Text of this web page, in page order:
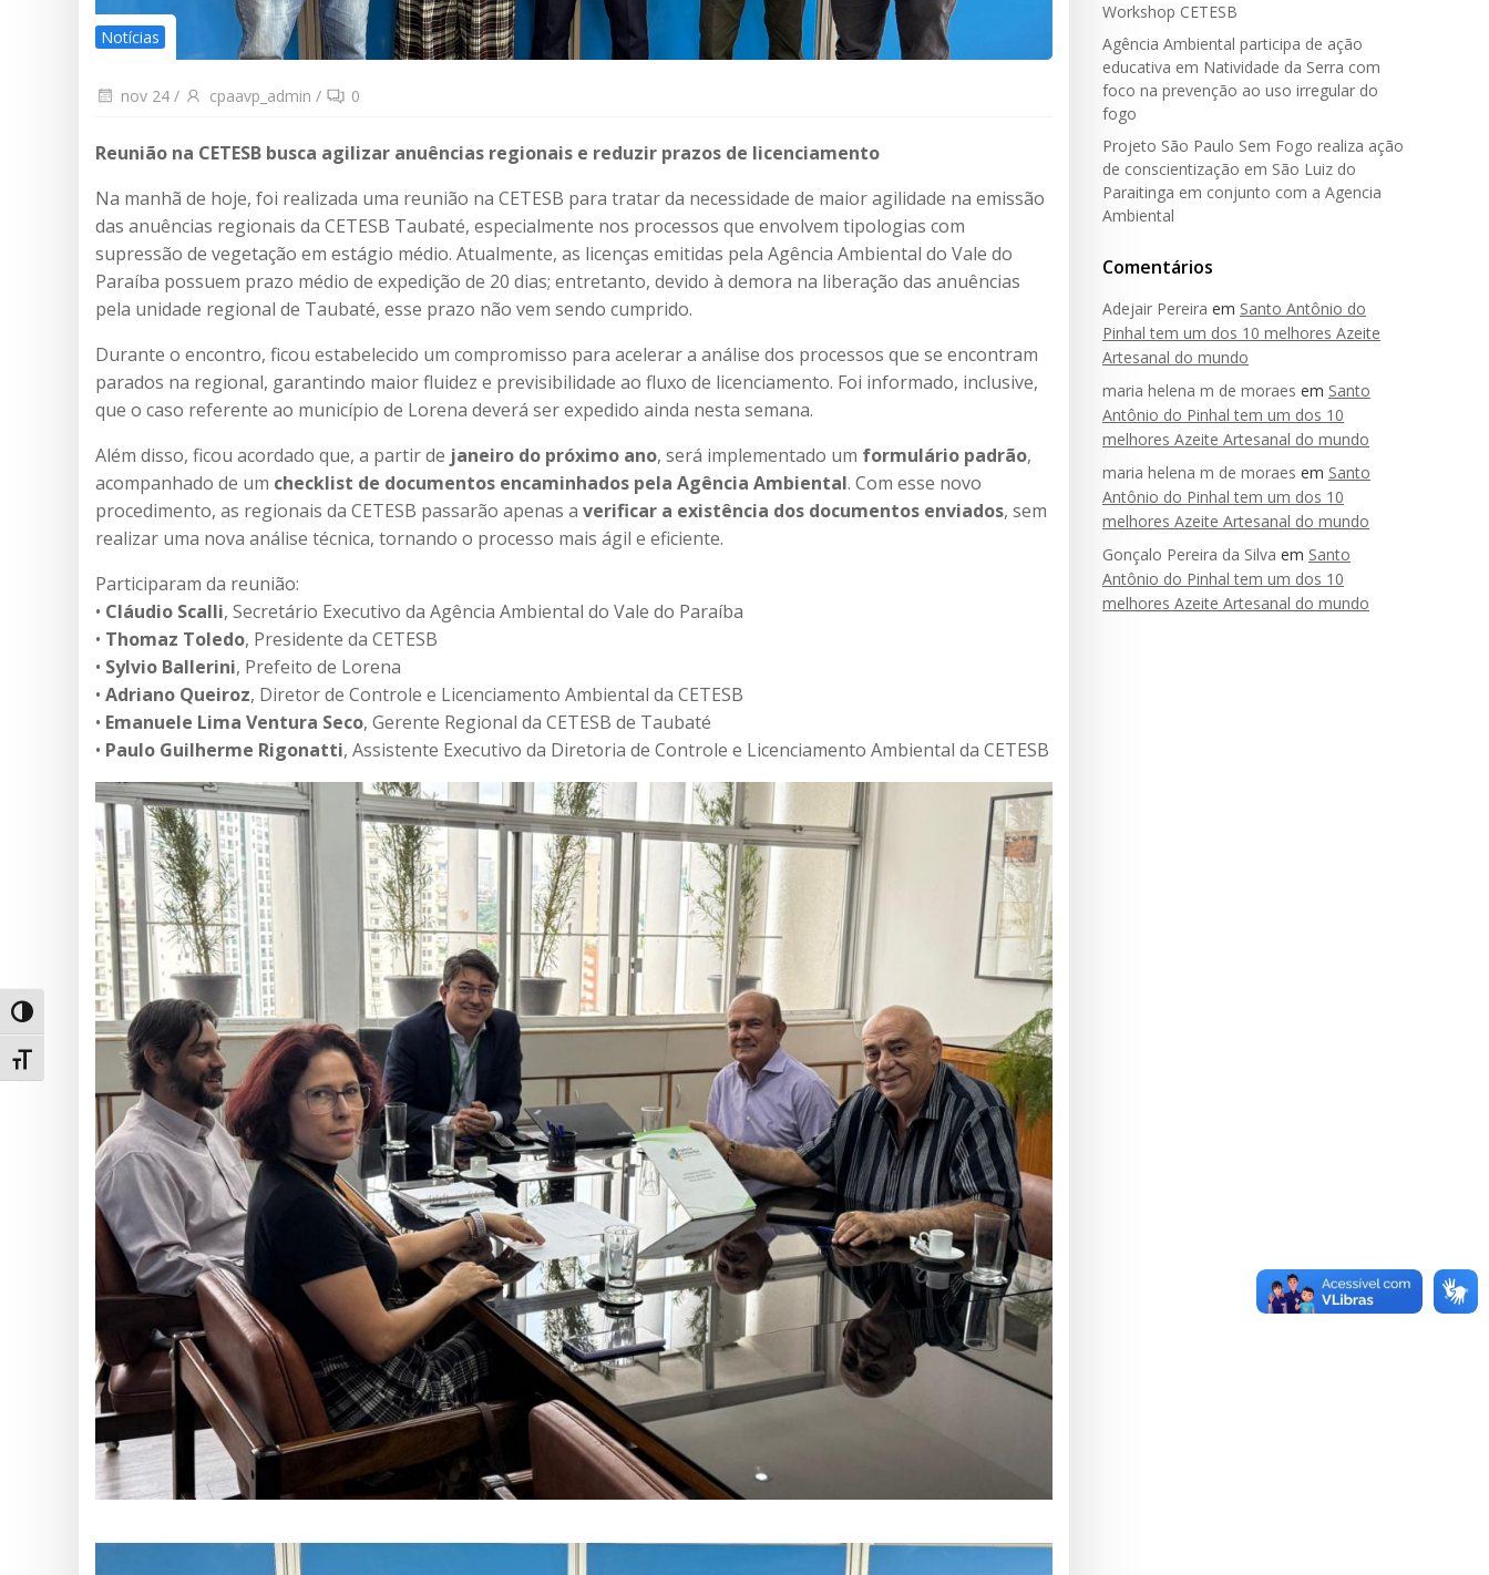
Alternar alto contraste
Alternar tamanho da fonte
Notícias
nov 24 / cpaavp_admin / 0
Reunião na CETESB busca agilizar anuências regionais e reduzir prazos de licenciamento
Na manhã de hoje, foi realizada uma reunião na CETESB para tratar da necessidade de maior agilidade na emissão
das anuências regionais da CETESB Taubaté, especialmente nos processos que envolvem tipologias com
supressão de vegetação em estágio médio. Atualmente, as licenças emitidas pela Agência Ambiental do Vale do
Paraíba possuem prazo médio de expedição de 20 dias; entretanto, devido à demora na liberação das anuências
pela unidade regional de Taubaté, esse prazo não vem sendo cumprido.
Durante o encontro, ficou estabelecido um compromisso para acelerar a análise dos processos que se encontram
parados na regional, garantindo maior fluidez e previsibilidade ao fluxo de licenciamento. Foi informado, inclusive,
que o caso referente ao município de Lorena deverá ser expedido ainda nesta semana.
Além disso, ficou acordado que, a partir de janeiro do próximo ano, será implementado um formulário padrão,
acompanhado de um checklist de documentos encaminhados pela Agência Ambiental. Com esse novo
procedimento, as regionais da CETESB passarão apenas a verificar a existência dos documentos enviados, sem
realizar uma nova análise técnica, tornando o processo mais ágil e eficiente.
Participaram da reunião:
• Cláudio Scalli, Secretário Executivo da Agência Ambiental do Vale do Paraíba
• Thomaz Toledo, Presidente da CETESB
• Sylvio Ballerini, Prefeito de Lorena
• Adriano Queiroz, Diretor de Controle e Licenciamento Ambiental da CETESB
• Emanuele Lima Ventura Seco, Gerente Regional da CETESB de Taubaté
• Paulo Guilherme Rigonatti, Assistente Executivo da Diretoria de Controle e Licenciamento Ambiental da CETESB
Workshop CETESB
Agência Ambiental participa de ação
educativa em Natividade da Serra com
foco na prevenção ao uso irregular do
fogo
Projeto São Paulo Sem Fogo realiza ação
de conscientização em São Luiz do
Paraitinga em conjunto com a Agencia
Ambiental
Comentários
Adejair Pereira em Santo Antônio do
Pinhal tem um dos 10 melhores Azeite
Artesanal do mundo
maria helena m de moraes em Santo
Antônio do Pinhal tem um dos 10
melhores Azeite Artesanal do mundo
maria helena m de moraes em Santo
Antônio do Pinhal tem um dos 10
melhores Azeite Artesanal do mundo
Gonçalo Pereira da Silva em Santo
Antônio do Pinhal tem um dos 10
melhores Azeite Artesanal do mundo